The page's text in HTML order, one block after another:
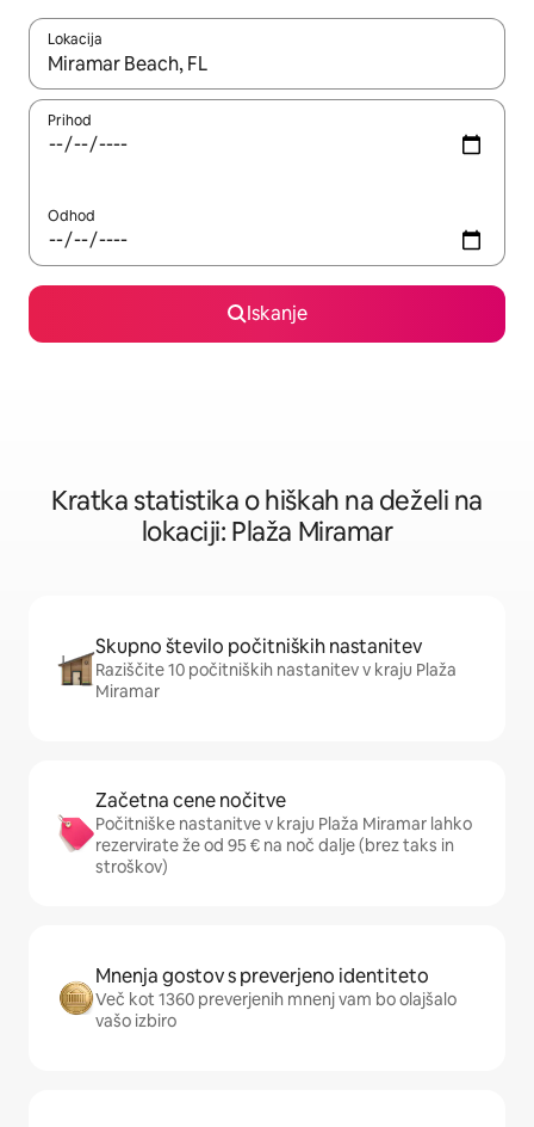
Lokacija
Ko so rezultati na voljo, krmarite s puščičnima tipkama gor in
Prihod
Odhod
Iskanje
Kratka statistika o hiškah na deželi na
lokaciji: Plaža Miramar
Skupno število počitniških nastanitev
Raziščite 10 počitniških nastanitev v kraju Plaža
Miramar
Začetna cene nočitve
Počitniške nastanitve v kraju Plaža Miramar lahko
rezervirate že od 95 € na noč dalje (brez taks in
stroškov)
Mnenja gostov s preverjeno identiteto
Več kot 1360 preverjenih mnenj vam bo olajšalo
vašo izbiro